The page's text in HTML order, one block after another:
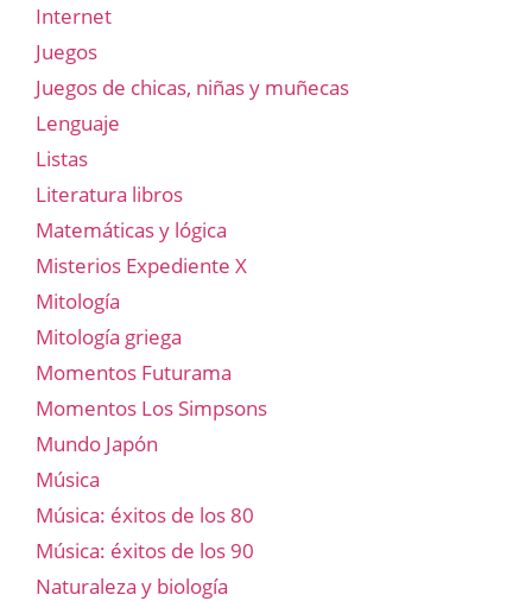
Internet
Juegos
Juegos de chicas, niñas y muñecas
Lenguaje
Listas
Literatura libros
Matemáticas y lógica
Misterios Expediente X
Mitología
Mitología griega
Momentos Futurama
Momentos Los Simpsons
Mundo Japón
Música
Música: éxitos de los 80
Música: éxitos de los 90
Naturaleza y biología